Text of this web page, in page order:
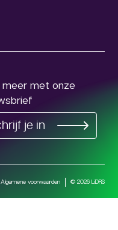
meer met onze
je in
Algemene voorwaarden © 2026 LiDRS